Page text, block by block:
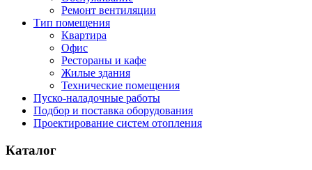
Ремонт вентиляции
Тип помещения
Квартира
Офис
Рестораны и кафе
Жилые здания
Технические помещения
Пуско-наладочные работы
Подбор и поставка оборудования
Проектирование систем отопления
Каталог